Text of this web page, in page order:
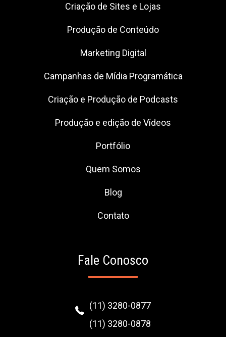
Criação de Sites e Lojas
Produção de Conteúdo
Marketing Digital
Campanhas de Mídia Programática
Criação e Produção de Podcasts
Produção e edição de Vídeos
Portfólio
Quem Somos
Blog
Contato
Fale Conosco
(11) 3280-0877
(11) 3280-0878